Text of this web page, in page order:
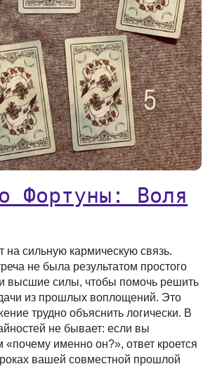
Фортуны: Воля
на сильную кармическую связь.
не была результатом простого
высшие силы, чтобы помочь решить
из прошлых воплощений. Это
трудно объяснить логически. В
не бывает: если вы
«почему именно он?», ответ кроется
вашей совместной прошлой